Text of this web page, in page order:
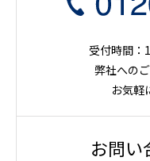
受付時間：
弊社への
お気軽
お問い